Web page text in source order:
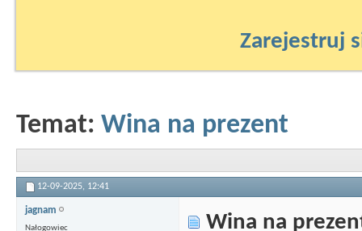
Zarejestruj
Temat: Wina na prezent
12-09-2025, 12:41
jagnam
Nałogowiec Wina na